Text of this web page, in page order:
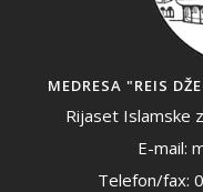
MEDRESA "REIS
Rijaset Islamske
E-mail:
Telefon/fax: